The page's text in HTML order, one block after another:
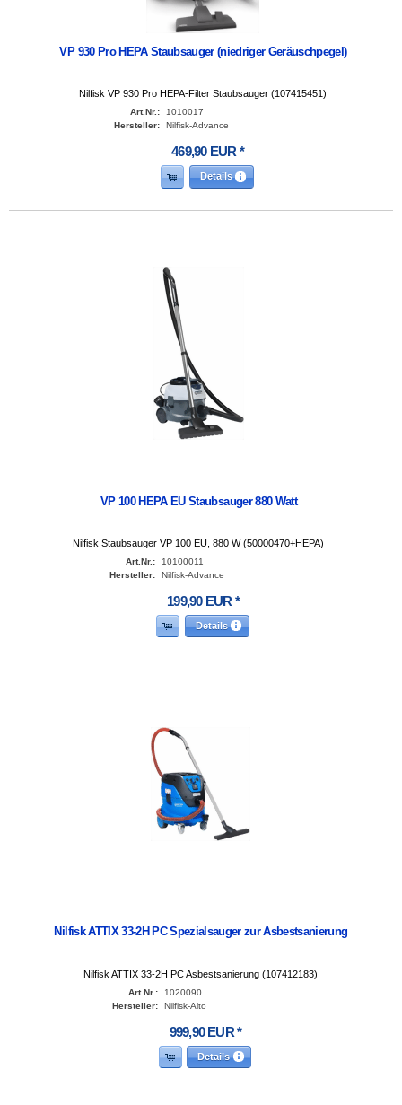
VP 930 Pro HEPA Staubsauger (niedriger Geräuschpegel)
Nilfisk VP 930 Pro HEPA-Filter Staubsauger (107415451)
Art.Nr.:
1010017
Hersteller:
Nilfisk-Advance
469,90 EUR *
Details
VP 100 HEPA EU Staubsauger 880 Watt
Nilfisk Staubsauger VP 100 EU, 880 W (50000470+HEPA)
Art.Nr.:
10100011
Hersteller:
Nilfisk-Advance
199,90 EUR *
Details
Nilfisk ATTIX 33-2H PC Spezialsauger zur Asbestsanierung
Nilfisk ATTIX 33-2H PC Asbestsanierung (107412183)
Art.Nr.:
1020090
Hersteller:
Nilfisk-Alto
999,90 EUR*
Details